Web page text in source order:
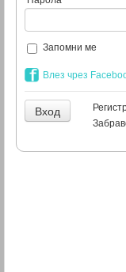
Запомни ме
Влез чрез